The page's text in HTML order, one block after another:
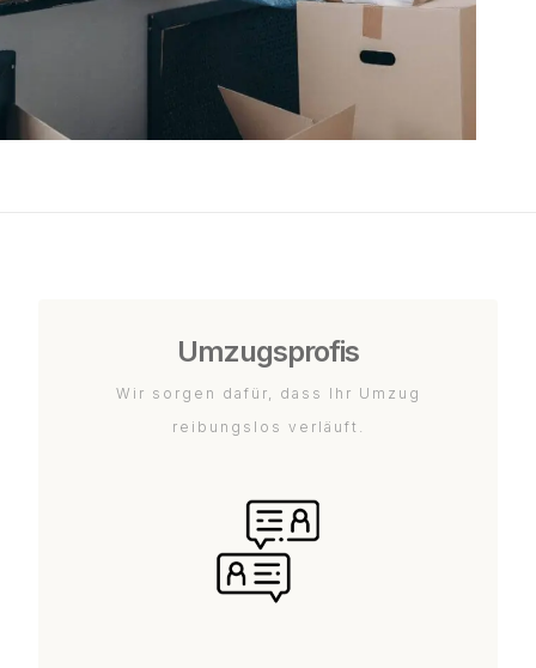
Umzugsprofis
Wir sorgen dafür, dass Ihr Umzug
reibungslos verläuft.